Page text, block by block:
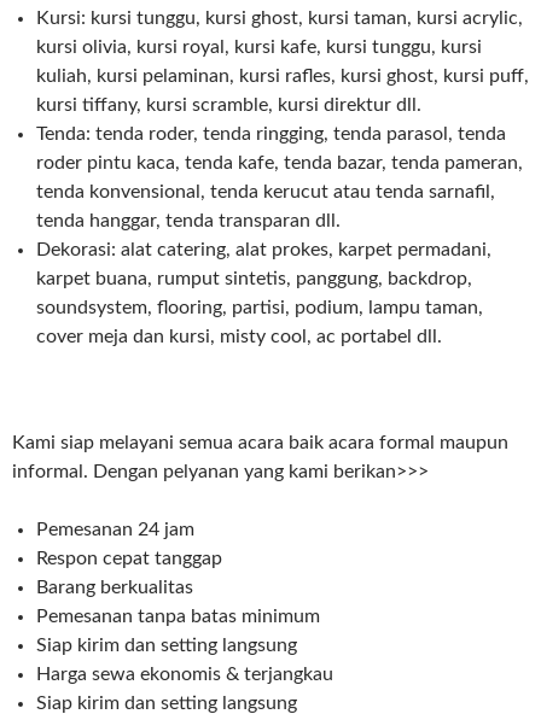
Kursi: kursi tunggu, kursi ghost, kursi taman, kursi acrylic,
kursi olivia, kursi royal, kursi kafe, kursi tunggu, kursi
kuliah, kursi pelaminan, kursi rafles, kursi ghost, kursi puff,
kursi tiffany, kursi scramble, kursi direktur dll.
Tenda: tenda roder, tenda ringging, tenda parasol, tenda
roder pintu kaca, tenda kafe, tenda bazar, tenda pameran,
tenda konvensional, tenda kerucut atau tenda sarnafil,
tenda hanggar, tenda transparan dll.
Dekorasi: alat catering, alat prokes, karpet permadani,
karpet buana, rumput sintetis, panggung, backdrop,
soundsystem, flooring, partisi, podium, lampu taman,
cover meja dan kursi, misty cool, ac portabel dll.
Kami siap melayani semua acara baik acara formal maupun
informal. Dengan pelyanan yang kami berikan>>>
Pemesanan 24 jam
Respon cepat tanggap
Barang berkualitas
Pemesanan tanpa batas minimum
Siap kirim dan setting langsung
Harga sewa ekonomis & terjangkau
Siap kirim dan setting langsung